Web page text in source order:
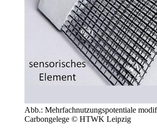
Abb.: Mehrfachnutzungspotentiale
Carbongelege © HTWK Leipzig